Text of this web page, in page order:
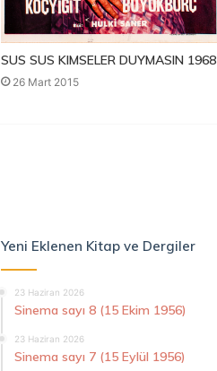
SUS SUS KIMSELER DUYMASIN 1968
26 Mart 2015
Yeni Eklenen Kitap ve Dergiler
23 Haziran 2026
Sinema sayı 8 (15 Ekim 1956)
23 Haziran 2026
Sinema sayı 7 (15 Eylül 1956)